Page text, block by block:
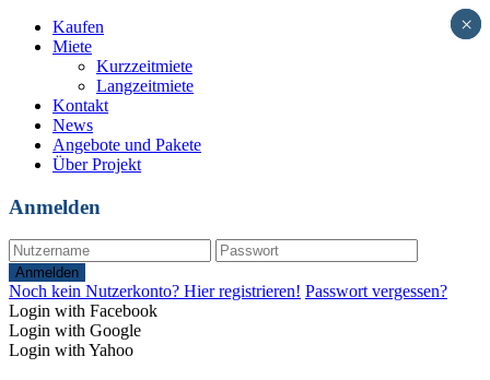
Kaufen
Miete
Kurzzeitmiete
Langzeitmiete
Kontakt
News
Angebote und Pakete
Über Projekt
Anmelden
Anmelden
Noch kein Nutzerkonto? Hier registrieren! Passwort vergessen?
Login with Facebook
Login with Google
Login with Yahoo
×
×